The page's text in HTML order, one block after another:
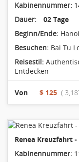
Kabinennummer:
Dauer:
02 Tage
Beginn/Ende:
Besuchen: Bai Tu
Reisestil:
Entdecken
Von $ 125 (
Renea Kreuzfahrt
Kabinennummer: